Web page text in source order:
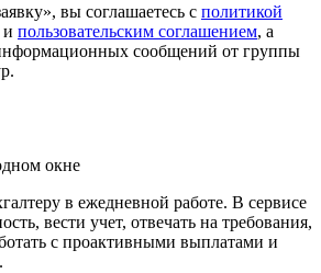
вы соглашаетесь с политикой
и пользовательским соглашением, а
сообщений от группы
окне
в ежедневной работе. В сервисе
вести учет, отвечать на требования,
с проактивными выплатами и